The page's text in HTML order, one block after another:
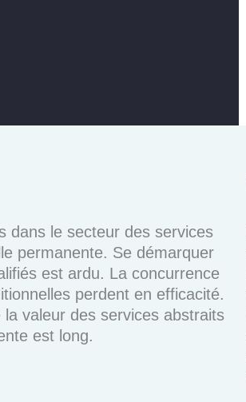
dans le secteur des services
permanente. Se démarquer
est ardu. La concurrence
perdent en efficacité.
valeur des services abstraits
est long.